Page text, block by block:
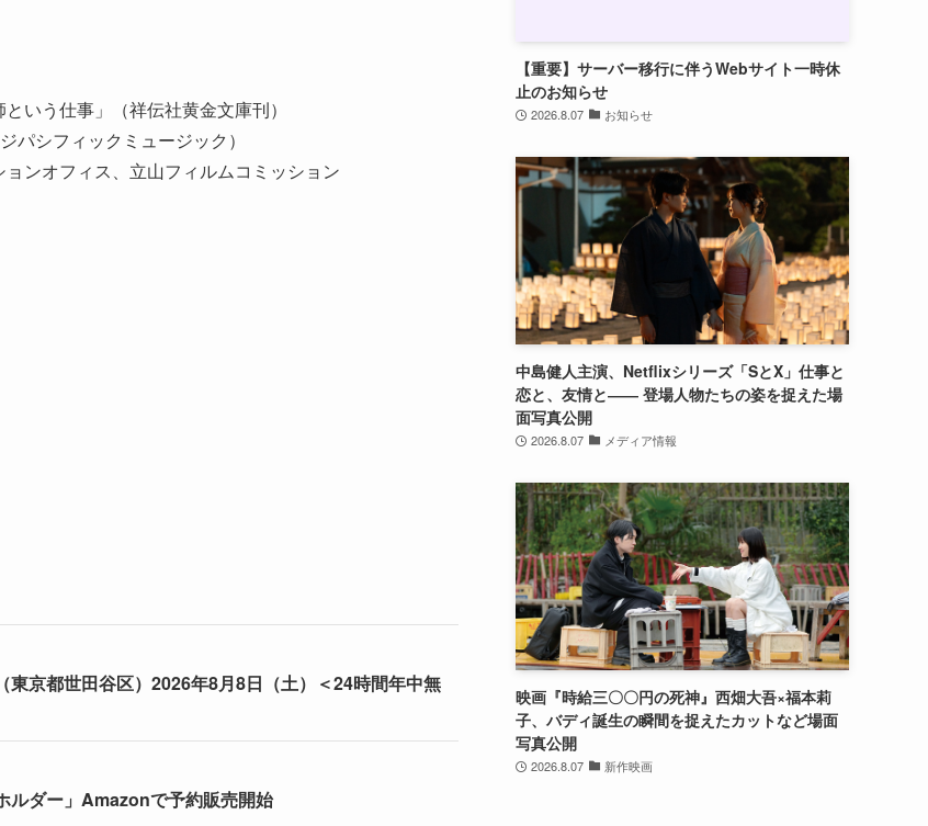
いう仕事」（祥伝社黄金文庫刊）
パシフィックミュージック）
ンオフィス、立山フィルムコミッション
東京都世田谷区）2026年8月8日（土）＜24時間年中無
ルダー」Amazonで予約販売開始
【重要】サーバー移行に伴うWebサイト一時休
止のお知らせ
2026.8.07 お知らせ
中島健人主演、Netflixシリーズ「SとX」仕事と
恋と、友情と―― 登場人物たちの姿を捉えた場
面写真公開
2026.8.07 メディア情報
映画『時給三〇〇円の死神』西畑大吾×福本莉
子、バディ誕生の瞬間を捉えたカットなど場面
写真公開
2026.8.07 新作映画